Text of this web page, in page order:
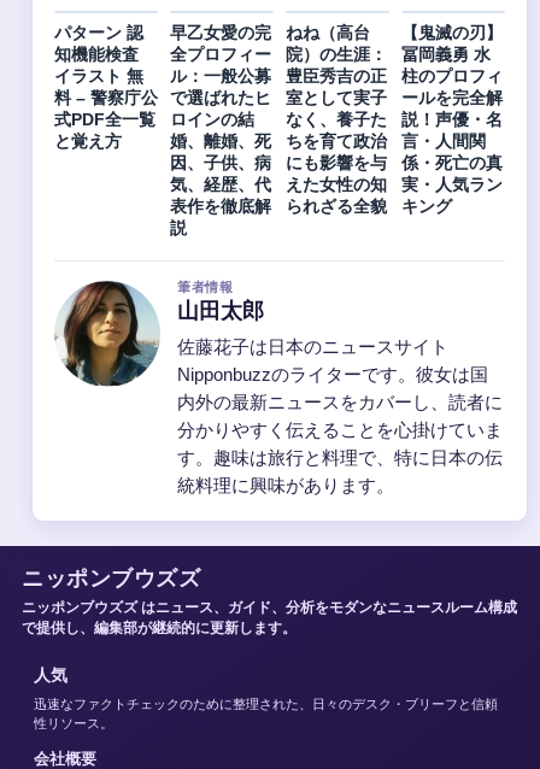
パターン 認
知機能検査
イラスト 無
料 – 警察庁公
式PDF全一覧
と覚え方
早乙女愛の完
全プロフィー
ル：一般公募
で選ばれたヒ
ロインの結
婚、離婚、死
因、子供、病
気、経歴、代
表作を徹底解
説
ねね（高台
院）の生涯：
豊臣秀吉の正
室として実子
なく、養子た
ちを育て政治
にも影響を与
えた女性の知
られざる全貌
【鬼滅の刃】
冨岡義勇 水
柱のプロフィ
ールを完全解
説！声優・名
言・人間関
係・死亡の真
実・人気ラン
キング
筆者情報
山田太郎
佐藤花子は日本のニュースサイト
Nipponbuzzのライターです。彼女は国
内外の最新ニュースをカバーし、読者に
分かりやすく伝えることを心掛けていま
す。趣味は旅行と料理で、特に日本の伝
統料理に興味があります。
ニッポンブウズズ
ニッポンブウズズ はニュース、ガイド、分析をモダンなニュースルーム構成
で提供し、編集部が継続的に更新します。
人気
迅速なファクトチェックのために整理された、日々のデスク・ブリーフと信頼
性リソース。
会社概要